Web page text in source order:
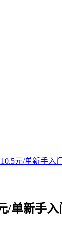
元/单新手入
/单新手